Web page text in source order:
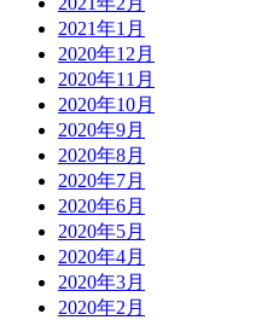
2021年1月
2020年12月
2020年11月
2020年10月
2020年9月
2020年8月
2020年7月
2020年6月
2020年5月
2020年4月
2020年3月
2020年2月